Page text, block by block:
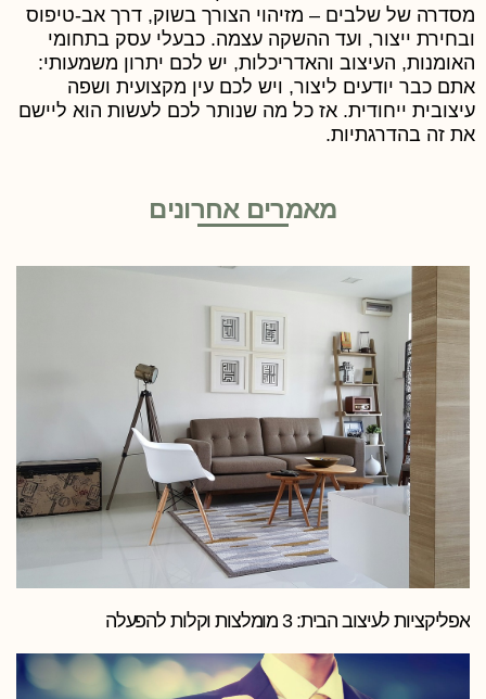
של שלבים – מזיהוי הצורך בשוק, דרך אב-טיפוס
ייצור, ועד ההשקה עצמה. כבעלי עסק בתחומי
העיצוב והאדריכלות, יש לכם יתרון משמעותי:
כבר יודעים ליצור, ויש לכם עין מקצועית ושפה
ייחודית. אז כל מה שנותר לכם לעשות הוא ליישם
זה בהדרגתיות.
מאמרים אחרונים
אפליקציות לעיצוב הבית: 3 מומלצות וקלות להפעלה